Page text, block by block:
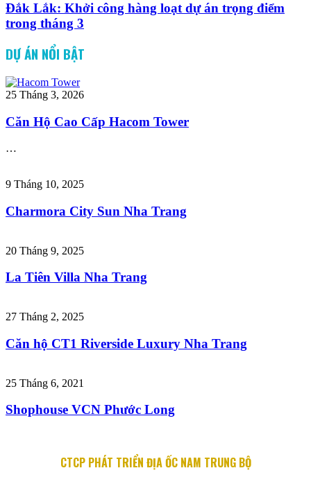
Đắk Lắk: Khởi công hàng loạt dự án trọng điểm
trong tháng 3
DỰ ÁN NỔI BẬT
25 Tháng 3, 2026
Căn Hộ Cao Cấp Hacom Tower
…
9 Tháng 10, 2025
Charmora City Sun Nha Trang
20 Tháng 9, 2025
La Tiên Villa Nha Trang
27 Tháng 2, 2025
Căn hộ CT1 Riverside Luxury Nha Trang
25 Tháng 6, 2021
Shophouse VCN Phước Long
CTCP PHÁT TRIỂN ĐỊA ỐC NAM TRUNG BỘ